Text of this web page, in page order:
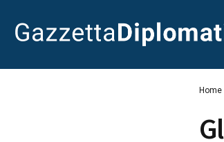
Home